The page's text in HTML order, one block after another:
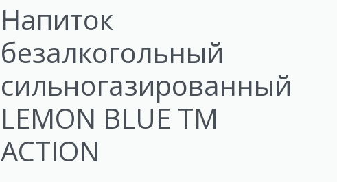
Напиток
безалкогольный
сильногазированный
LEMON BLUE ТМ
ACTION